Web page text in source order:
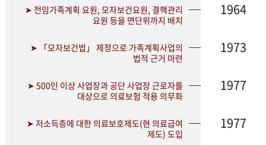
➤ 전임가족계획 요원, 모자보건요원, 결핵관리
요원 등을 면단위까지 배치
1964
➤ 「모자보건법」 제정으로 가족계획사업의
법적 근거 마련
1973
➤ 500인 이상 사업장과 공단 사업장 근로자를
대상으로 의료보험 적용 의무화
1977
➤ 저소득층에 대한 의료보호제도(현 의료급여
제도) 도입
1977